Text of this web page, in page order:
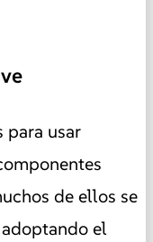
para usar
de ellos se
el